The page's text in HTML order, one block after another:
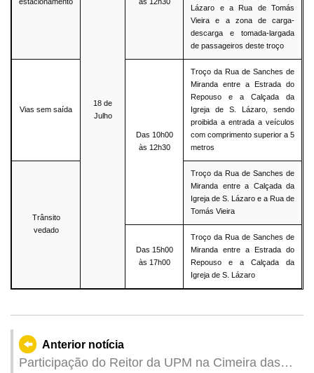
18 de
Julho
Lázaro e a Rua de Tomás
Vieira e a zona de carga-
descarga e tomada-largada
de passageiros deste troço
Vias sem saída
Das 10h00
às 12h30
Troço da Rua de Sanches de
Miranda entre a Estrada do
Repouso e a Calçada da
Igreja de S. Lázaro, sendo
proibida a entrada a veículos
com comprimento superior a 5
metros
Trânsito
vedado
Troço da Rua de Sanches de
Miranda entre a Calçada da
Igreja de S. Lázaro e a Rua de
Tomás Vieira
Das 15h00
às 17h00
Troço da Rua de Sanches de
Miranda entre a Estrada do
Repouso e a Calçada da
Igreja de S. Lázaro
Anterior notícia
Participação do Reitor da UPM na Cimeira das